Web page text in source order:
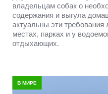
владельцам собак о
содержания и выгула
актуальны эти
местах, парках и у
отдыхающих.
В МИРЕ